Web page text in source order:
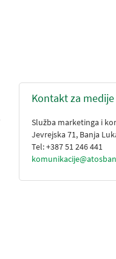
Kontakt za medije
Služba marketinga i
Jevrejska 71, Banja
Tel: +387 51 246 441